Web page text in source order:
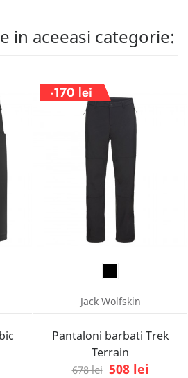
in aceeasi categorie:
-170 lei
Jack Wolfskin
Pantaloni barbati Trek
Terrain
678 lei 508 lei